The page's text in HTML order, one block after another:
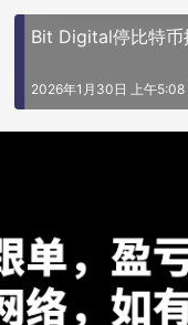
Bit Digital停比特币
2026年1月30日 上午5:08